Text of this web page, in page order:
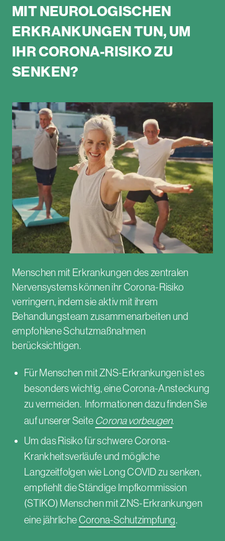
MIT NEUROLOGISCHEN
ERKRANKUNGEN TUN, UM
IHR CORONA-RISIKO ZU
SENKEN?
Menschen mit Erkrankungen des zentralen
Nervensystems können ihr Corona-Risiko
verringern, indem sie aktiv mit ihrem
Behandlungsteam zusammenarbeiten und
empfohlene Schutzmaßnahmen
berücksichtigen.
Für Menschen mit ZNS-Erkrankungen ist es
besonders wichtig, eine Corona-Ansteckung
zu vermeiden. Informationen dazu finden Sie
auf unserer Seite Corona vorbeugen.
Um das Risiko für schwere Corona-
Krankheitsverläufe und mögliche
Langzeitfolgen wie Long COVIDzu senken,
empfiehlt die Ständige Impfkommission
(STIKO) Menschen mit ZNS-Erkrankungen
eine jährlicheCorona-Schutzimpfung.